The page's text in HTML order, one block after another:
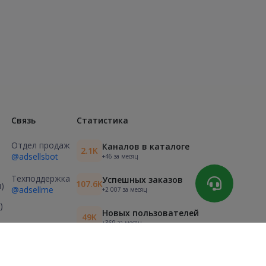
Связь
Отдел продаж
@adsellsbot
Техподдержка
@adsellme
Статистика
2.1K Каналов в каталоге
+46 за месяц
107.6KУспешных заказов
+2 007 за месяц
49K Новых пользователей
+369 за месяц